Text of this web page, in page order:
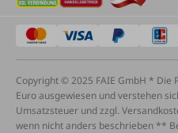
Copyright © 2025 FAIE GmbH * Die
Euro ausgewiesen und verstehen
Umsatzsteuer und zzgl.
wenn nicht anders beschrieben **